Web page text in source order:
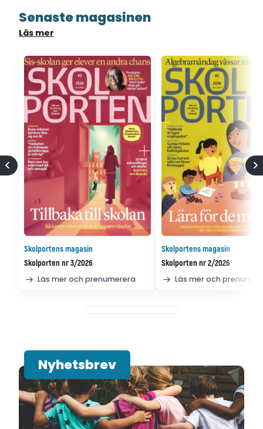
Senaste magasinen
Läs mer
Skolportens magasin
Skolporten nr 3/2026
Läs mer och prenumerera
Skolportens magasin
Skolporten nr 2/2026
Läs mer och
Nyhetsbrev